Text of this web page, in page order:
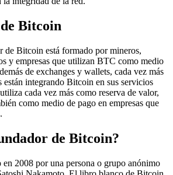
Bitcoin
de Bitcoin está formado por mineros,
y empresas que utilizan BTC como medio
de exchanges y wallets, cada vez más
están integrando Bitcoin en sus servicios
cada vez más como reserva de valor,
como medio de pago en empresas que
de Bitcoin?
2008 por una persona o grupo anónimo